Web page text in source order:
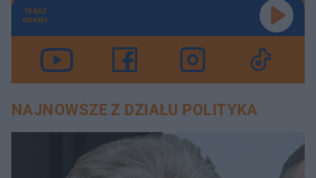
TERAZ
GRAMY
NAJNOWSZE Z DZIAŁU POLITYKA